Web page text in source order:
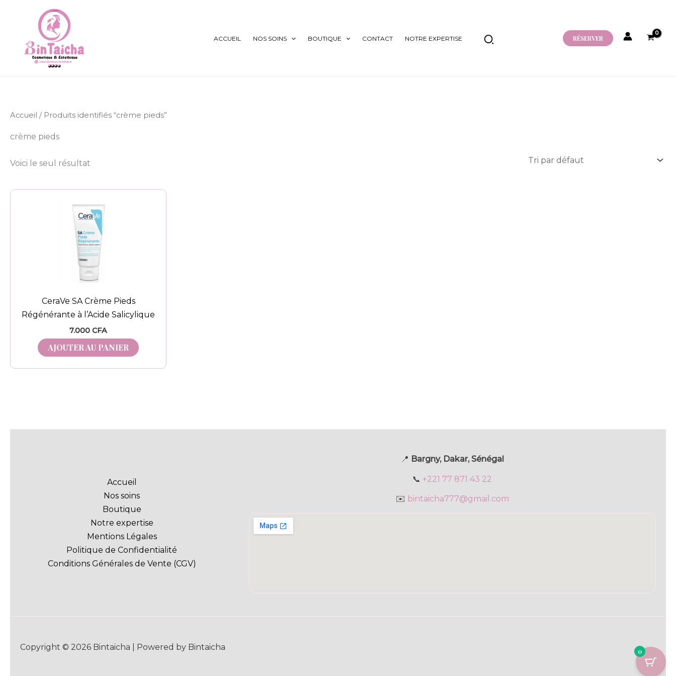
ACCUEIL NOS SOINS BOUTIQUE CONTACT NOTRE EXPERTISE RÉSERVER
Accueil / Produits identifiés “crème pieds”
crème pieds
Voici le seul résultat
CeraVe SA Crème Pieds
Régénérante à l’Acide Salicylique
7.000 CFA
AJOUTER AU PANIER
Accueil
Nos soins
Boutique
Notre expertise
Mentions Légales
Politique de Confidentialité
Conditions Générales de Vente (CGV)
📍 Bargny, Dakar, Sénégal
📞 +221 77 871 43 22
✉️ bintaicha777@gmail.com
Copyright © 2026 Bintaicha | Powered by Bintaicha 0